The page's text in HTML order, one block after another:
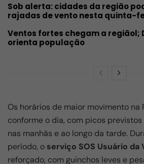
Sob alerta: cidades da região
rajadas de vento nesta quinta-
Ventos fortes chegam a regiãol;
orienta população
Os horários de maior movimento na
conforme o dia, com picos
nas manhãs e ao longo da tarde.
período, o serviço SOS Usuário da
reforçado, com guinchos leves e